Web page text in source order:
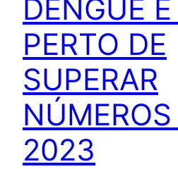
DENGUE
PERTO DE
SUPERAR
NÚMEROS
2023